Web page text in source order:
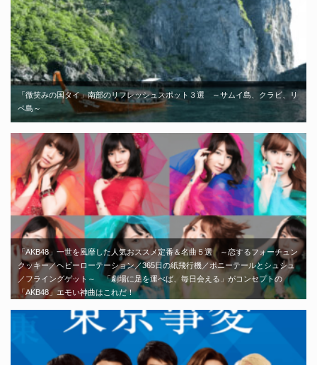
「微笑みの国タイ」南部のリフレッシュスポット３選 ～サムイ島、クラビ、リ
ペ島～
「AKB48」一世を風靡した人気おススメ定番＆名曲５選 ～恋するフォーチュン
クッキー／ヘビーローテーション／365日の紙飛行機／ポニーテールとシュシュ
／フライングゲット～ 「劇場に足を運べば、毎日会える」がコンセプトの
「AKB48」エモい神曲はこれだ！